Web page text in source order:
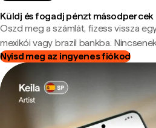
Küldj és fogadj pénzt másodpercek
Oszd meg a számlát, fizess vissza
mexikói vagy brazil bankba.
Nyisd meg az ingyenes fiókod